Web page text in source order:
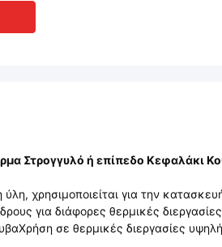
Στρογγυλό ή επίπεδο Κεφαλάκι
χρησιμοποιείται για την
για διάφορες θερμικές
σε θερμικές διεργασίες